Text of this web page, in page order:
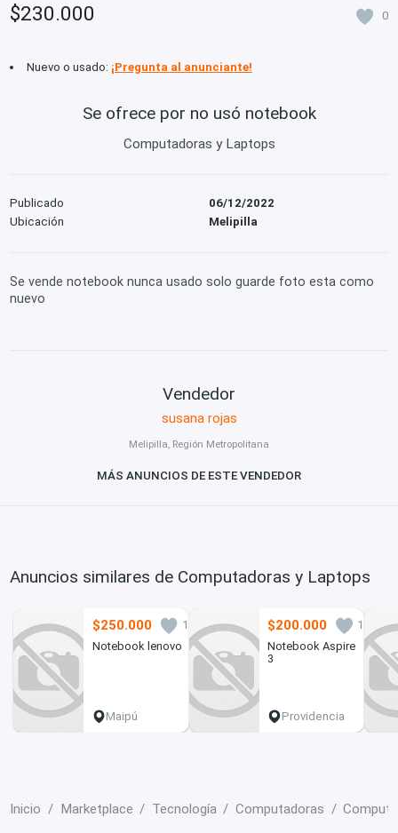
$230.000 0
Nuevo o usado: ¡Pregunta al anunciante!
Se ofrece por no usó notebook
Computadoras y Laptops
Publicado
06/12/2022
Ubicación
Melipilla
Se vende notebook nunca usado solo guarde foto esta como
nuevo
Vendedor
susana rojas
Melipilla, Región Metropolitana
MÁS ANUNCIOS DE ESTE VENDEDOR
Anuncios similares de Computadoras y Laptops
$250.000
1
Notebook lenovo
Maipú
$200.000
1
Notebook Aspire
3
Providencia
Inicio Marketplace Tecnología Computadoras